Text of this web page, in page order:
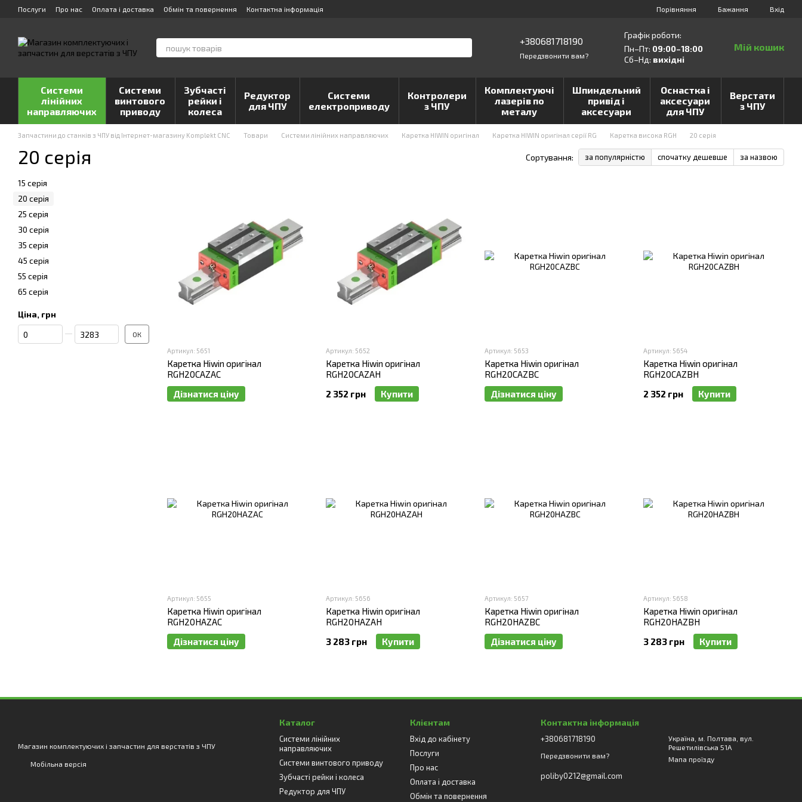
Перейти до основного контенту
Послуги Про нас Оплата і доставка Обмін та повернення Контактна інформація Порівняння Бажання Вхід
+380681718190
Передзвонити вам?
Графік роботи:
Пн–Пт: 09:00–18:00
Сб–Нд: вихідні
Мій кошик
Системи
лінійних
направляючих
Системи
винтового
приводу
Зубчасті
рейки і
колеса
Редуктор
для ЧПУ
Системи
електроприводу
Контролери
з ЧПУ
Комплектуючі
лазерів по
металу
Шпиндельний
привід і
аксесуари
Оснастка і
аксесуари
для ЧПУ
Верстати
з ЧПУ
Запчастини до станків з ЧПУ від Інтернет-магазину Komplekt CNC Товари Системи лінійних направляючих Каретка HIWIN оригінал Каретка HIWIN оригінал серії RG Каретка висока RGH 20 серія
20 серія Сортування: за популярністю спочатку дешевше за назвою
Артикул: 5651
Каретка Hiwin оригінал
RGH20CAZAC
Дізнатися ціну
Артикул: 5652
Каретка Hiwin оригінал
RGH20CAZAH
2 352 грн
Купити
Артикул: 5653
Каретка Hiwin оригінал
RGH20CAZBC
Дізнатися ціну
Артикул: 5654
Каретка Hiwin оригінал
RGH20CAZBH
2 352 грн
Купити
Артикул: 5655
Каретка Hiwin оригінал
RGH20HAZAC
Дізнатися ціну
Артикул: 5656
Каретка Hiwin оригінал
RGH20HAZAH
3 283 грн
Купити
Артикул: 5657
Каретка Hiwin оригінал
RGH20HAZBC
Дізнатися ціну
Артикул: 5658
Каретка Hiwin оригінал
RGH20HAZBH
3 283 грн
Купити
15 серія
20 серія
25 серія
30 серія
35 серія
45 серія
55 серія
65 серія
Ціна, грн
Від Ціна, грн
До Ціна, грн ОК
Магазин комплектуючих і запчастин для верстатів з ЧПУ
Мобільна версія
Каталог
Системи лінійних
направляючих
Системи винтового приводу
Зубчасті рейки і колеса
Редуктор для ЧПУ
Клієнтам
Вхід до кабінету
Послуги
Про нас
Оплата і доставка
Обмін та повернення
Контактна інформація
+380681718190
Передзвонити вам?
poliby0212@gmail.com
Україна, м. Полтава, вул.
Решетилівська 51А
Мапа проїзду